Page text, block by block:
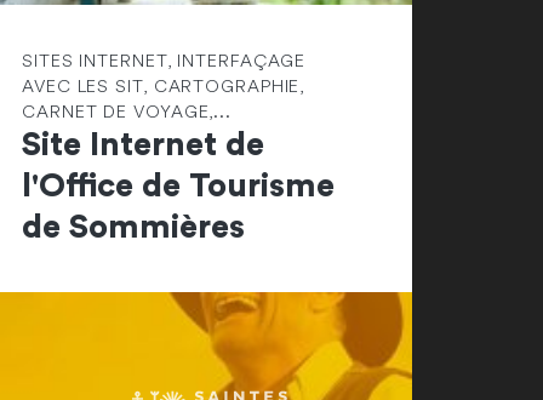
SITES INTERNET, INTERFAÇAGE
AVEC LES SIT, CARTOGRAPHIE,
CARNET DE VOYAGE,...
Site Internet de
l'Office de Tourisme
de Sommières